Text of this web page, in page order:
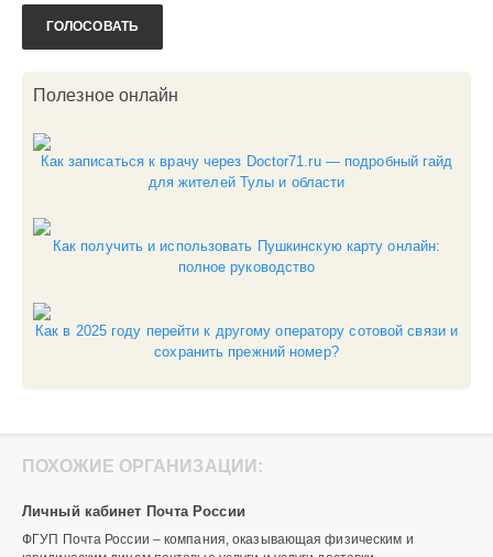
ГОЛОСОВАТЬ
Полезное онлайн
Как записаться к врачу через Doctor71.ru — подробный гайд
для жителей Тулы и области
Как получить и использовать Пушкинскую карту онлайн:
полное руководство
Как в 2025 году перейти к другому оператору сотовой связи и
сохранить прежний номер?
ПОХОЖИЕ ОРГАНИЗАЦИИ:
Личный кабинет Почта России
ФГУП Почта России – компания, оказывающая физическим и